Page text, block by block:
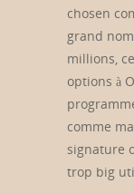
chosen
grand
millions,
options à
comme
signature
trop big